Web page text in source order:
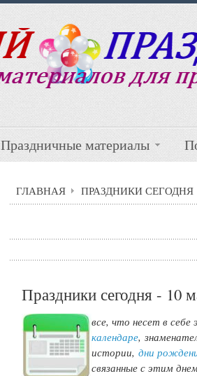
Праздничные материалы
ГЛАВНАЯ ПРАЗДНИКИ СЕГОДНЯ
Праздники сегодня - 10
все, что несет в
календаре,
истории,дни
связанные с этим днем